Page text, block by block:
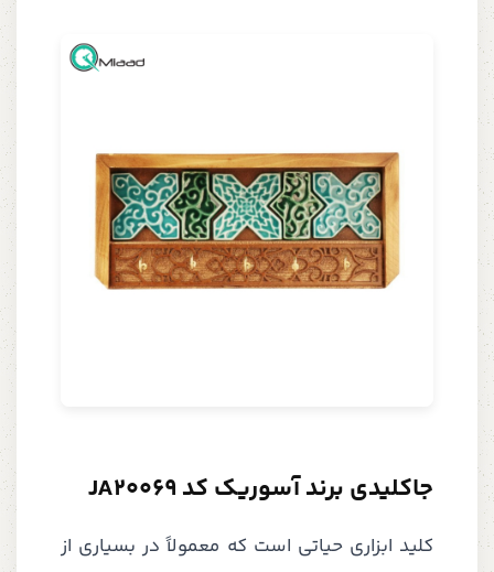
جاکلیدی برند آسوریک کد JA20069
کلید ابزاری حیاتی است که معمولاً در بسیاری از